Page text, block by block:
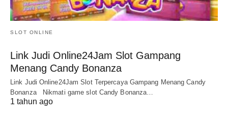
SLOT ONLINE
Link Judi Online24Jam Slot Gampang
Menang Candy Bonanza
Link Judi Online24Jam Slot Terpercaya Gampang Menang Candy
Bonanza Nikmati game slot Candy Bonanza…
1 tahun ago